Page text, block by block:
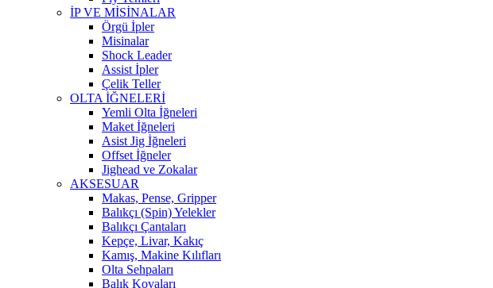
İP VE MİSİNALAR
Örgü İpler
Misinalar
Shock Leader
Assist İpler
Çelik Teller
OLTA İĞNELERİ
Yemli Olta İğneleri
Maket İğneleri
Asist Jig İğneleri
Offset İğneler
Jighead ve Zokalar
AKSESUAR
Makas, Pense, Gripper
Balıkçı (Spin) Yelekler
Balıkçı Çantaları
Kepçe, Livar, Kakıç
Kamış, Makine Kılıfları
Olta Sehpaları
Balık Kovaları